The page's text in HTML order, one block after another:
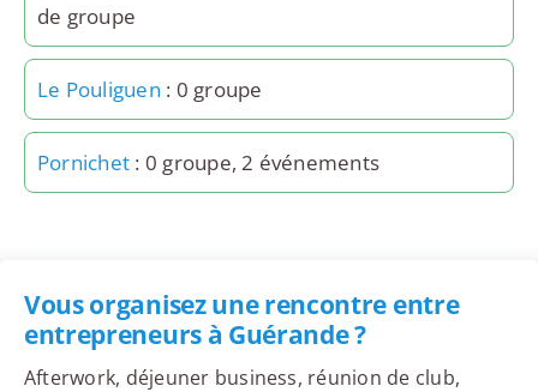
de groupe
Le Pouliguen : 0 groupe
Pornichet : 0 groupe, 2 événements
Vous organisez une rencontre entre
entrepreneurs à Guérande ?
Afterwork, déjeuner business, réunion de club,